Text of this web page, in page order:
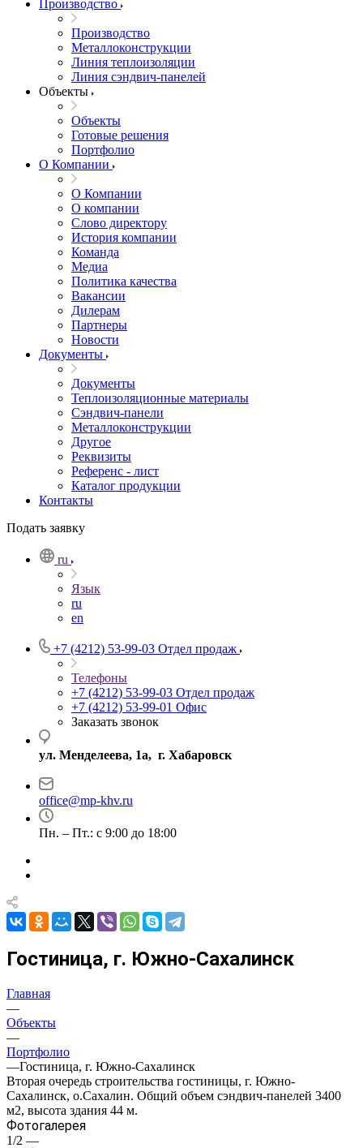
Производство
Производство
Металлоконструкции
Линия теплоизоляции
Линия сэндвич-панелей
Объекты
Объекты
Готовые решения
Портфолио
О Компании
О Компании
О компании
Слово директору
История компании
Команда
Медиа
Политика качества
Вакансии
Дилерам
Партнеры
Новости
Документы
Документы
Теплоизоляционные материалы
Сэндвич-панели
Металлоконструкции
Другое
Реквизиты
Референс - лист
Каталог продукции
Контакты
Подать заявку
ru
Язык
ru
en
+7 (4212) 53-99-03 Отдел продаж
Телефоны
+7 (4212) 53-99-03 Отдел продаж
+7 (4212) 53-99-01 Офис
Заказать звонок
ул. Менделеева, 1а, г. Хабаровск
office@mp-khv.ru
Пн. – Пт.: с 9:00 до 18:00
Гостиница, г. Южно-Сахалинск
Главная
—
Объекты
—
Портфолио
—Гостиница, г. Южно-Сахалинск
Вторая очередь строительства гостиницы, г. Южно-
Сахалинск, о.Сахалин. Общий объем сэндвич-панелей 3400
м2, высота здания 44 м.
Фотогалерея
1/2 —